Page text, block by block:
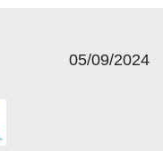
05/09/2024